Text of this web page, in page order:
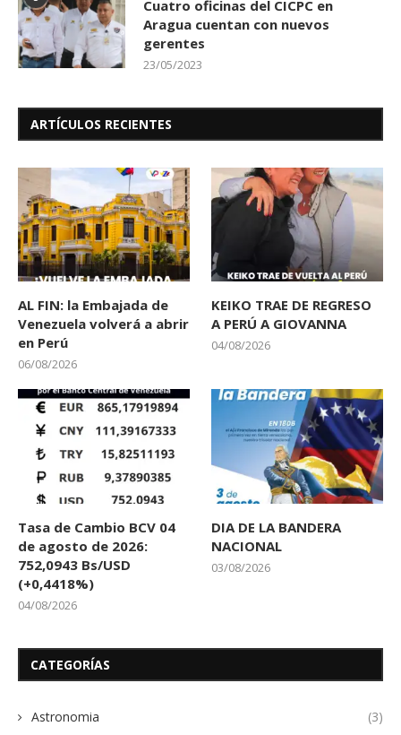
Cuatro oficinas del CICPC en
Aragua cuentan con nuevos
gerentes
23/05/2023
ARTÍCULOS RECIENTES
AL FIN: la Embajada de
Venezuela volverá a abrir
en Perú
06/08/2026
KEIKO TRAE DE REGRESO
A PERÚ A GIOVANNA
04/08/2026
Tasa de Cambio BCV 04
de agosto de 2026:
752,0943 Bs/USD
(+0,4418%)
04/08/2026
DIA DE LA BANDERA
NACIONAL
03/08/2026
CATEGORÍAS
Astronomia (3)